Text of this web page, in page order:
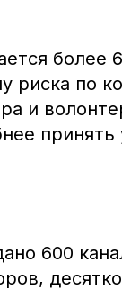
риска по
и
600